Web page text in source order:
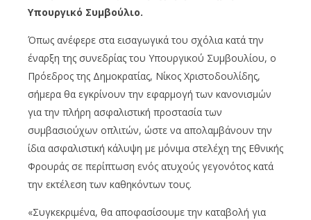
Υπουργικό Συμβούλιο.
Όπως ανέφερε στα εισαγωγικά του σχόλια κατά την
έναρξη της συνεδρίας του Υπουργικού Συμβουλίου, ο
Πρόεδρος της Δημοκρατίας, Νίκος Χριστοδουλίδης,
σήμερα θα εγκρίνουν την εφαρμογή των κανονισμών
για την πλήρη ασφαλιστική προστασία των
συμβασιούχων οπλιτών, ώστε να απολαμβάνουν την
ίδια ασφαλιστική κάλυψη με μόνιμα στελέχη της Εθνικής
Φρουράς σε περίπτωση ενός ατυχούς γεγονότος κατά
την εκτέλεση των καθηκόντων τους.
«Συγκεκριμένα, θα αποφασίσουμε την καταβολή για